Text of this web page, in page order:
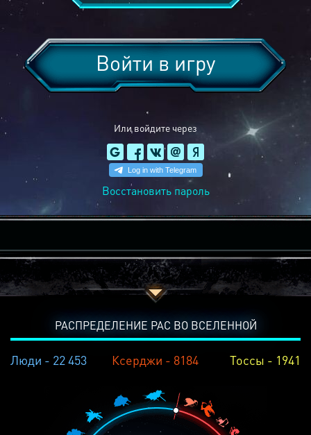
Или войдите через
Войти в игру
Восстановить пароль
РАСПРЕДЕЛЕНИЕ РАС ВО ВСЕЛЕННОЙ
Люди - 22 453 Ксерджи - 8184 Тоссы - 1941